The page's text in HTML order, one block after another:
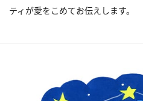
ティが愛をこめてお伝えします。